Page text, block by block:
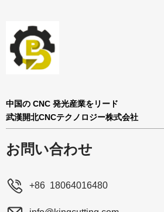
中国の CNC 発光産業をリード
武漢開北CNCテクノロジー株式会社
お問い合わせ
+86 18064016480